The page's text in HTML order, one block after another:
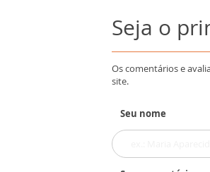
Seja o
Os comentários e
site.
Seu nome